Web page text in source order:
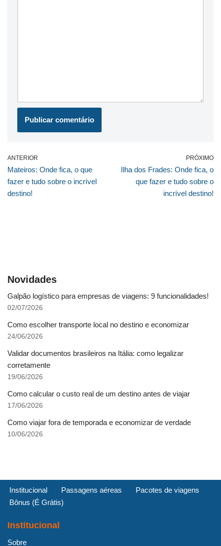
ANTERIOR
Mateiros: Onde fica, o que
fazer e tudo sobre o incrível
destino!
PRÓXIMO
Ilha dos Frades: Onde fica, o
que fazer e tudo sobre o
incrível destino!
Novidades
Galpão logístico para empresas de viagens: 9 funcionalidades!
02/07/2026
Como escolher transporte local no destino e economizar
24/06/2026
Validar documentos brasileiros na Itália: como legalizar
corretamente
19/06/2026
Como calcular o custo real de um destino antes de viajar
17/06/2026
Como viajar fora de temporada e economizar de verdade
10/06/2026
Institucional Passagens aéreas
Pacotes de viagens
Bônus (É Grátis)
Institucional
Sobre